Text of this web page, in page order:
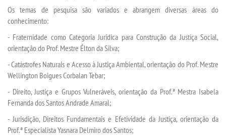
UNIESP NEWS
REPOSITÓRIO
CERTIFICADOS
PORTARIAS
RESOLUÇÕES CONSU
Os temas de pesquisa são variados e abrangem diversas áreas do
conhecimento:
- Fraternidade como Categoria Jurídica para Construção da Justiça Social,
orientação do Prof. Mestre Élton da Silva;
- Catástrofes Naturais e Acesso à Justiça Ambiental, orientação do Prof. Mestre
Wellington Boigues Corbalan Tebar;
- Direito, Justiça e Grupos Vulneráveis, orientação da Prof.ª Mestra Isabela
Fernanda dos Santos Andrade Amaral;
- Jurisdição, Direitos Fundamentais e Efetividade da Justiça, orientação da
Prof.ª Especialista Yasnara Delmiro dos Santos;